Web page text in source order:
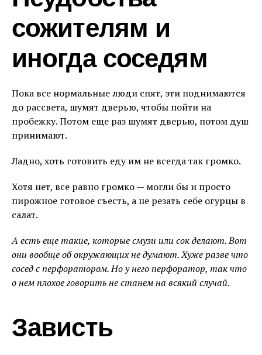
сожителям и
иногда соседям
Пока все нормальные люди спят, эти поднимаются
до рассвета, шумят дверью, чтобы пойти на
пробежку. Потом еще раз шумят дверью, потом душ
принимают.
Ладно, хоть готовить еду им не всегда так громко.
Хотя нет, все равно громко — могли бы и просто
пирожное готовое съесть, а не резать себе огурцы в
салат.
А есть еще такие, которые смузи или сок делают. Вот
они вообще об окружающих не думают. Хуже разве что
сосед с перфоратором. Но у него перфоратор, так что
о нем плохое говорить не станем на всякий случай.
Зависть